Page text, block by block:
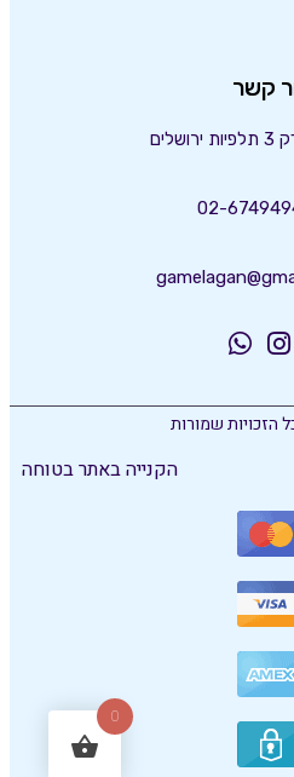
קשר
02-
הקנייה באתר בטוחה
0